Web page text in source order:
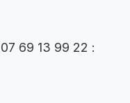
69 13 99 22 :